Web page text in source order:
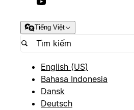
Tiếng Việt
English (US)
Bahasa Indonesia
Dansk
Deutsch